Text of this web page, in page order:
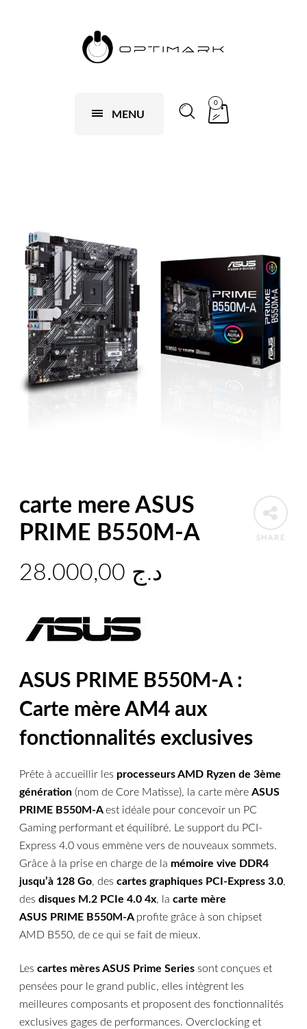
MENU
0
SHARE
carte mere ASUS
PRIME B550M-A
د.ج
ASUS PRIME B550M-A :
Carte mère AM4 aux
fonctionnalités exclusives
Prête à accueillir les processeurs AMD Ryzen de 3ème
génération (nom de Core Matisse), la carte mèreASUS
PRIME B550M-Aest idéale pour concevoir un PC
Gaming performant et équilibré. Le support du PCI-
Express 4.0 vous emmène vers de nouveaux sommets.
Grâce à la prise en charge de la mémoire vive DDR4
jusqu’à 128 Go, descartes graphiques PCI-Express 3.0,
desdisques M.2 PCIe 4.0 4x, lacarte mère
ASUS PRIME B550M-A profite grâce à son chipset
AMD B550, de ce qui se fait de mieux.
Lescartes mères ASUS Prime Series sont conçues et
pensées pour le grand public, elles intègrent les
meilleures composants et proposent des fonctionnalités
exclusives gages de performances. Overclocking et